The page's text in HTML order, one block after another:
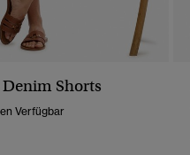
Shorts
Verfügbar